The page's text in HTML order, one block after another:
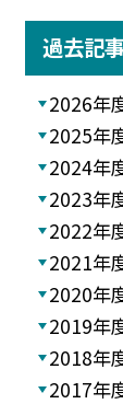
過去記
2026年
2025年
2024年
2023年
2022年
2021年
2020年
2019年
2018年
2017年